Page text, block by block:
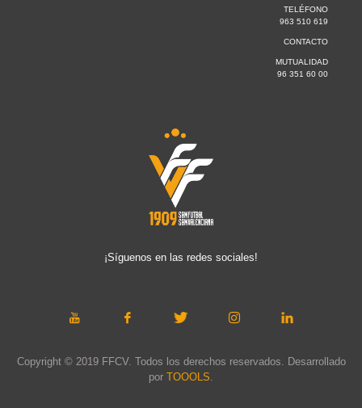
TELÉFONO
963 510 619
CONTACTO
MUTUALIDAD
96 351 60 00
¡Síguenos en las redes sociales!
Copyright © 2019 FFCV. Todos los derechos reservados. Desarrollado
por TOOOLS.